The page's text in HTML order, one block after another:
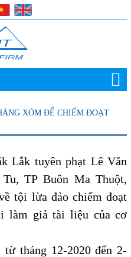
XÓM ĐỂ CHIẾM ĐOẠT
Lắk tuyên phạt Lê Văn
TP Buôn Ma Thuột,
tội lừa đảo chiếm đoạt
làm giả tài liệu của cơ
tháng 12-2020 đến 2-